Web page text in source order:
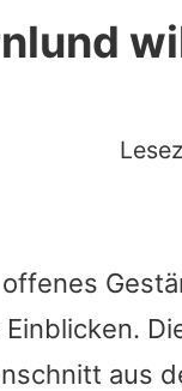
aus